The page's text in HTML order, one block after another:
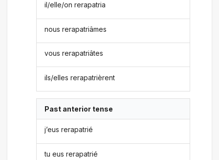
il/elle/on rerapatria
nous rerapatriâmes
vous rerapatriâtes
ils/elles rerapatrièrent
Past anterior tense
j’eus rerapatrié
tu eus rerapatrié